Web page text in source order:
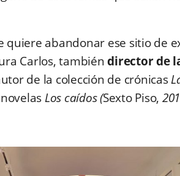
quiere abandonar ese sitio de
Carlos, tambiéndirector de
de la colección de crónicas
Los caídos (Sexto Piso,